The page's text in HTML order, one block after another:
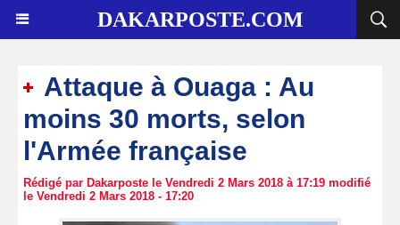
DAKARPOSTE.COM
Attaque à Ouaga : Au
moins 30 morts, selon
l'Armée française
Rédigé par Dakarposte le Vendredi 2 Mars 2018 à 17:19 modifié
le Vendredi 2 Mars 2018 - 17:20